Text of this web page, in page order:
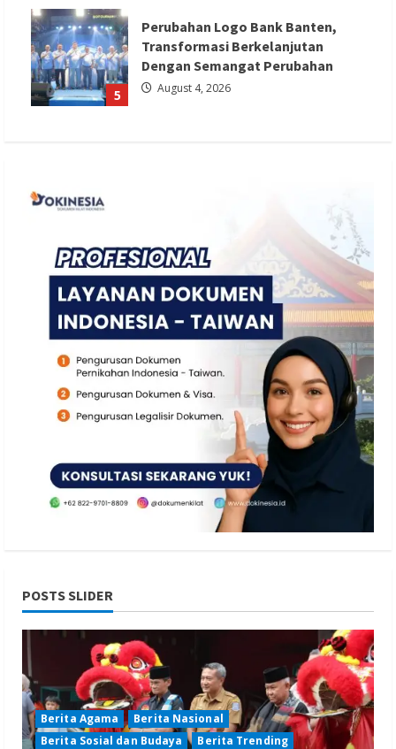
5
Perubahan Logo Bank Banten,
Transformasi Berkelanjutan
Dengan Semangat Perubahan
August 4, 2026
POSTS SLIDER
Berita Agama
Berita Nasional
Berita Sosial dan Budaya
Berita Trending